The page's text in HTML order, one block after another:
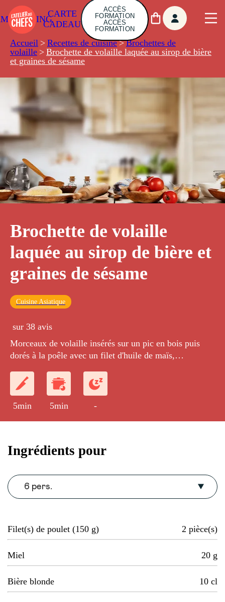
CARTE
CADEAU
ACCÈS
FORMATION
ACCÈS
FORMATION
Accueil > Recettes de cuisine > Brochettes de
volaille > Brochette de volaille laquée au sirop de bière
et graines de sésame
Brochette de volaille
laquée au sirop de bière et
graines de sésame
Cuisine Asiatique
sur 38 avis
Morceaux de volaille insérés sur un pic en bois puis
dorés à la poêle avec un filet d'huile de maïs,
saupoudré de graines de sésame.
5min 5min -
Ingrédients pour
6 pers.
Filet(s) de poulet (150 g) 2 pièce(s)
Miel 20 g
Bière blonde 10 cl